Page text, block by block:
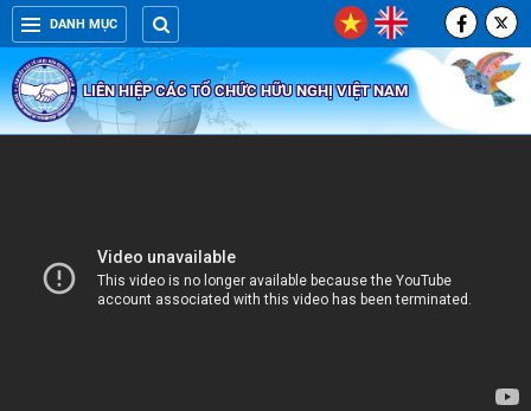
DANH MỤC
LIÊN HIỆP CÁC TỔ CHỨC HỮU NGHỊ VIỆT NAM